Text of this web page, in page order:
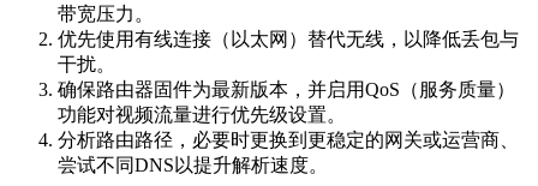
带宽压力。
优先使用有线连接（以太网）替代无线，以降低丢包与
干扰。
确保路由器固件为最新版本，并启用QoS（服务质量）
功能对视频流量进行优先级设置。
分析路由路径，必要时更换到更稳定的网关或运营商、
尝试不同DNS以提升解析速度。